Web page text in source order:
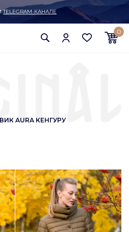
TELEGRAM-КАНАЛЕ
0
AURA КЕНГУРУ